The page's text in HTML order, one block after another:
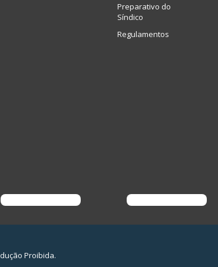
Preparativo do
Síndico
Regulamentos
Proibida.